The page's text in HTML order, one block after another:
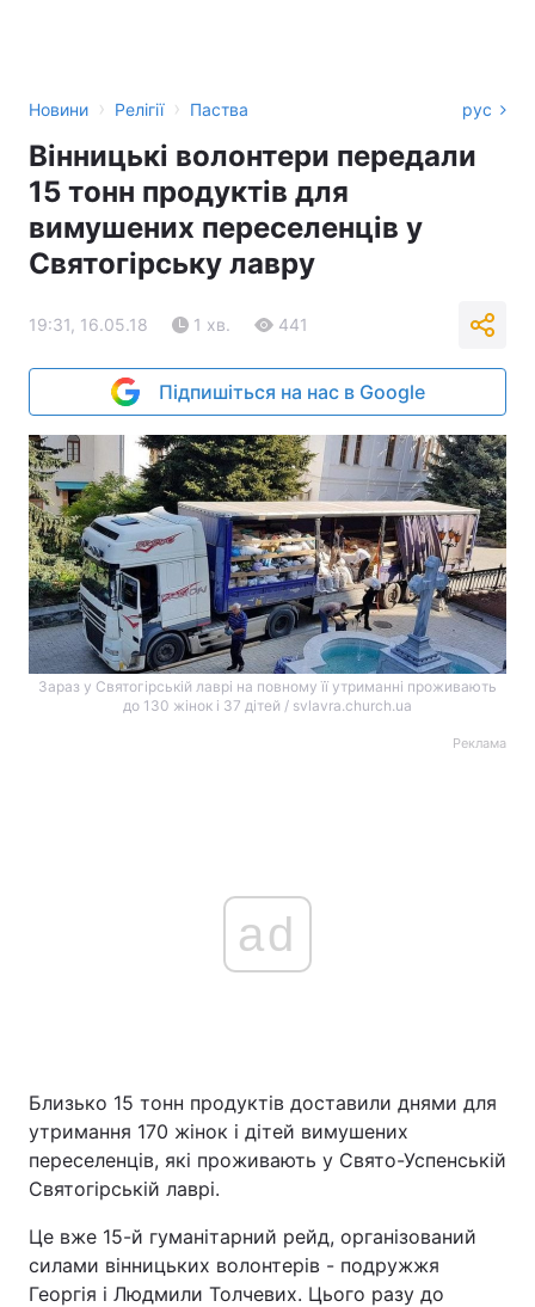
Новини › Релігії › Паства рус
Вінницькі волонтери передали
15 тонн продуктів для
вимушених переселенців у
Святогірську лавру
19:31, 16.05.18 1 хв. 441
Підпишіться на нас в Google
Зараз у Святогірській лаврі на повному її утриманні проживають
до 130 жінок і 37 дітей / svlavra.church.ua
Реклама
ad
Близько 15 тонн продуктів доставили днями для
утримання 170 жінок і дітей вимушених
переселенців, які проживають у Свято-Успенській
Святогірській лаврі.
Це вже 15-й гуманітарний рейд, організований
силами вінницьких волонтерів - подружжя
Георгія і Людмили Толчевих. Цього разу до